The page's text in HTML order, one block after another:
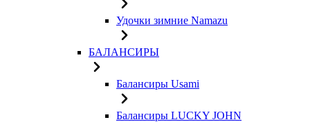
Удочки зимние Namazu
БАЛАНСИРЫ
Балансиры Usami
Балансиры LUCKY JOHN